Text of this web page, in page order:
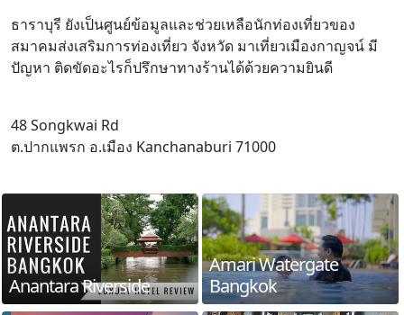
ธาราบุรี ยังเป็นศูนย์ข้อมูลและช่วยเหลือนักท่องเที่ยวของ
สมาคมส่งเสริมการท่องเที่ยว จังหวัด มาเที่ยวเมืองกาญจน์ มี
ปัญหา ติดขัดอะไรก็ปรึกษาทางร้านได้ด้วยความยินดี
48 Songkwai Rd
ต.ปากแพรก อ.เมือง Kanchanaburi 71000
Anantara Riverside
Amari Watergate
Bangkok